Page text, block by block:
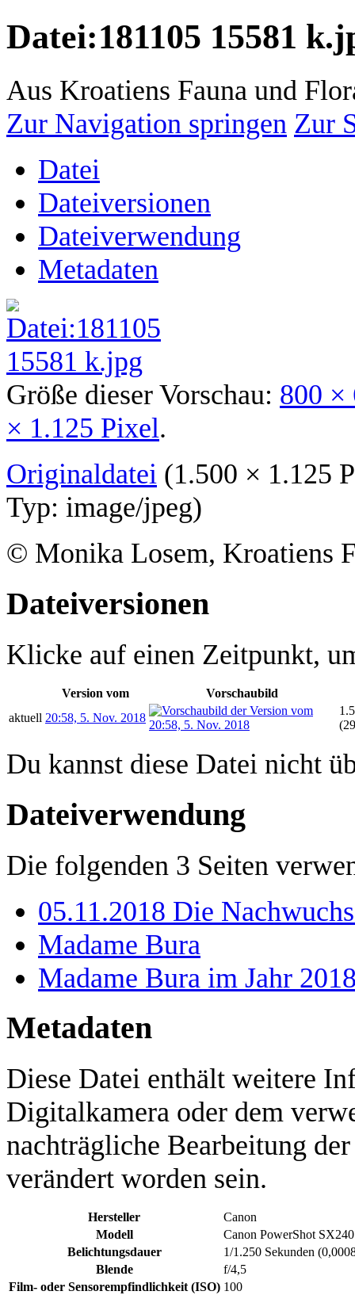
Datei:181105 15581
Aus Kroatiens Fauna und
Zur Navigation springen Zur
Datei
Dateiversionen
Dateiverwendung
Metadaten
Größe dieser Vorschau: 800 ×
× 1.125 Pixel.
Originaldatei (1.500 × 1.125
Typ: image/jpeg)
© Monika Losem, Kroatiens
Dateiversionen
Klicke auf einen Zeitpunkt,
Version vom
Vorschaubild
aktuell 20:58, 5. Nov. 2018
Du kannst diese Datei nicht
Dateiverwendung
Die folgenden 3 Seiten
05.11.2018 Die
Madame Bura
Madame Bura im Jahr
Metadaten
Diese Datei enthält weitere
Digitalkamera oder dem
nachträgliche Bearbeitung
verändert worden sein.
Hersteller
Canon
Modell
Canon PowerShot
Belichtungsdauer
1/1.250 Sekunden
Blende
f/4,5
Film- oder Sensorempfindlichkeit (ISO) 100